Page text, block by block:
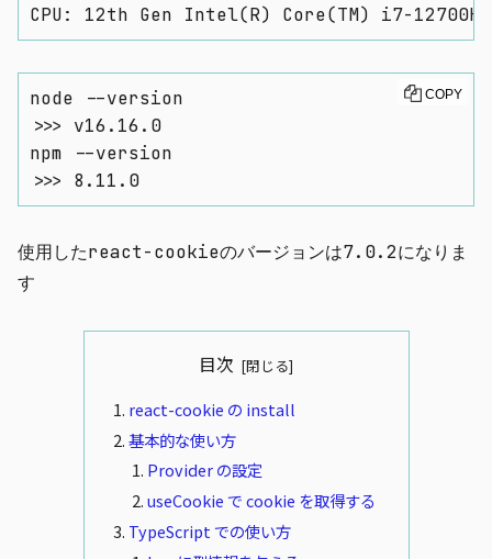
CPU: 12th Gen Intel(R) Core(TM) i7-12700K
node --version
>>> v16.16.0
npm --version
>>> 8.11.0
COPY
使用したreact-cookieのバージョンは7.0.2になりま
す
目次
react-cookie の install
基本的な使い方
Provider の設定
useCookie で cookie を取得する
TypeScript での使い方